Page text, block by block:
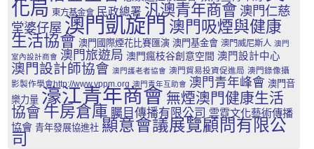
化局 東方基金會 民政總署 汎澳青年商會 澳門仁慈
堂婆仔屋 澳門凱旋門 澳門吸煙與健康
生活協會 澳門國際煙花比賽匯演 澳門基金會 澳門威尼斯人 澳門
室內設計商會 澳門旅遊局 澳門瘋枝谷創意空間 澳門設計中心
澳門設計師協會 澳門護老者協會 澳門貿易投資促進局 澳門錄像攝
影製作學會http://www.vppm.org 澳門青年互助會 澳門青年峰會 澳門音
樂力量 濠江青年商會 無煙澳門健康生活
協會 牛房倉庫 矚目傳播有限公司 雲霓文化藝術傳播
協會 青年發展協進社 顯意會議展覽顧問有限公
司